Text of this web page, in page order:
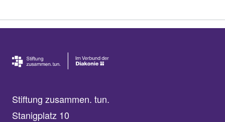
Stiftung zusammen. tun.
Stanigplatz 10